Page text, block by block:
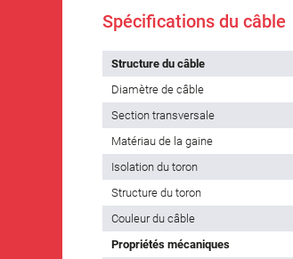
Spécifications du câble
Structure du câble
Diamètre de câble
Section transversale
Matériau de la gaine
Isolation du toron
Structure du toron
Couleur du câble
Propriétés mécaniques